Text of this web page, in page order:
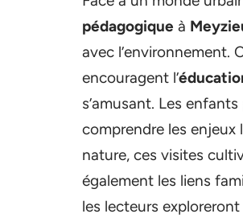
pédagogique à
avec l’environnement.
encouragent l’
s’amusant. Les
comprendre les enjeux
nature, ces visites
également les liens
les lecteurs